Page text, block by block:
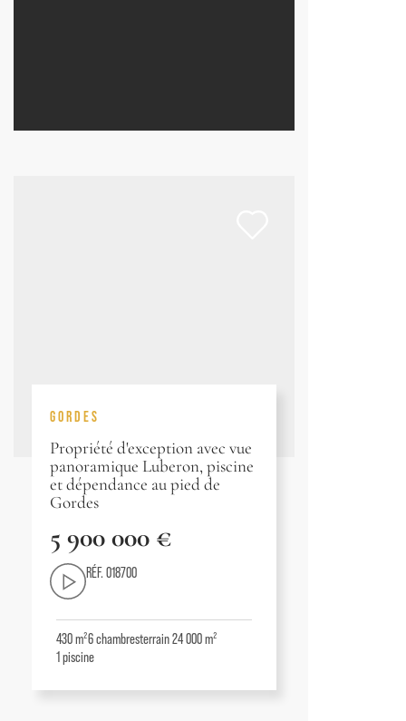
GORDES
Propriété d'exception avec vue
panoramique Luberon, piscine
et dépendance au pied de
Gordes
5 900 000 €
RÉF. 018700
430 m²6chambresterrain 24 000 m²
1piscine